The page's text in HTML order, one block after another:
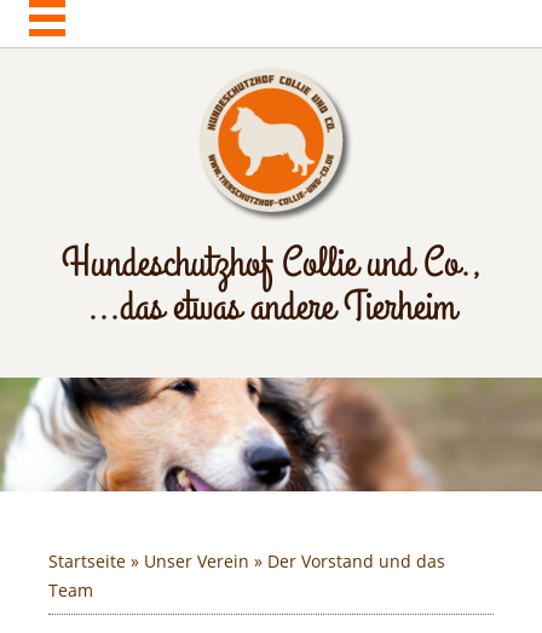
Hundeschutzhof Collie und Co.,
...das etwas andere Tierheim
Startseite » Unser Verein » Der Vorstand und das
Team